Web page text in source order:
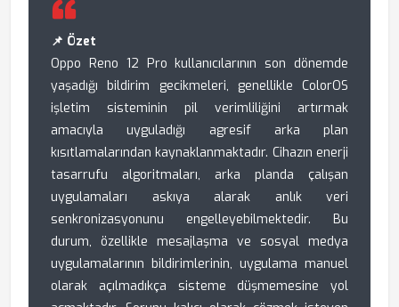
📌 Özet
Oppo Reno 12 Pro kullanıcılarının son dönemde
yaşadığı bildirim gecikmeleri, genellikle ColorOS
işletim sisteminin pil verimliliğini artırmak
amacıyla uyguladığı agresif arka plan
kısıtlamalarından kaynaklanmaktadır. Cihazın enerji
tasarrufu algoritmaları, arka planda çalışan
uygulamaları askıya alarak anlık veri
senkronizasyonunu engelleyebilmektedir. Bu
durum, özellikle mesajlaşma ve sosyal medya
uygulamalarının bildirimlerinin, uygulama manuel
olarak açılmadıkça sisteme düşmemesine yol